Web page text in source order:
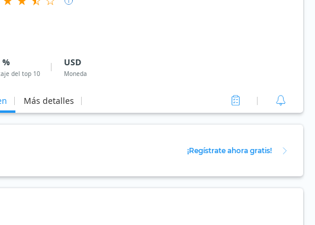
%
del top 10
USD
Moneda
Más detalles
¡Regístrate ahora gratis!